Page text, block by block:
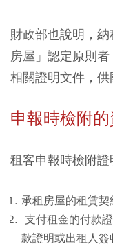
財政部也說明，
房屋」認定原則
相關證明文件，供
申報時檢附
租客申報時檢附證
承租房屋的租賃契
支付租金的付款
款證明或出租人簽